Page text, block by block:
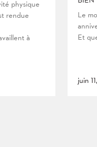
physique
rendue
à
Le
Et
juin